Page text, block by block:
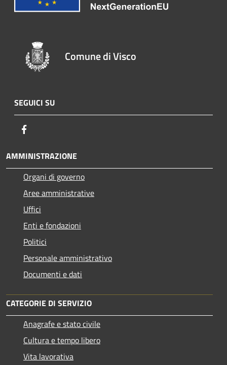
Comune di Visco
SEGUICI SU
AMMINISTRAZIONE
Organi di governo
Aree amministrative
Uffici
Enti e fondazioni
Politici
Personale amministrativo
Documenti e dati
CATEGORIE DI SERVIZIO
Anagrafe e stato civile
Cultura e tempo libero
Vita lavorativa